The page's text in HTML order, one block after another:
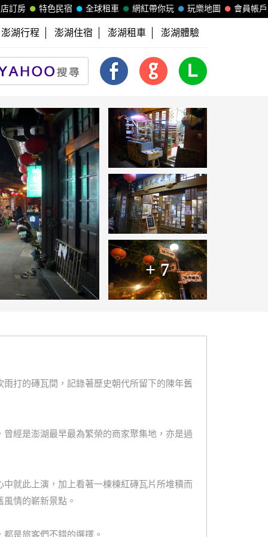
會員帳戶
玩樂地圖
網紅帶你玩
全球租車
特色民宿
訂房
澎湖行程 澎湖住宿 澎湖租車 澎湖體驗
+ 7
打的磚瓦間，記錄著歷史朝代所留下的陳年舊
經是澎湖最早最為繁榮的商家聚集地，亦是過
就此上演，加上看著一棟棟紅磚瓦片所堆積而
情的嶄新景點。
是旅客們不錯的選擇。